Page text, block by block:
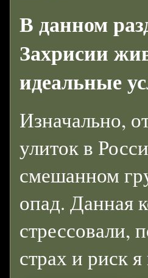
В данном
Захрисии
идеальные
Изначально,
улиток в
смешанном
опад. Данная
стрессовали,
страх и риск